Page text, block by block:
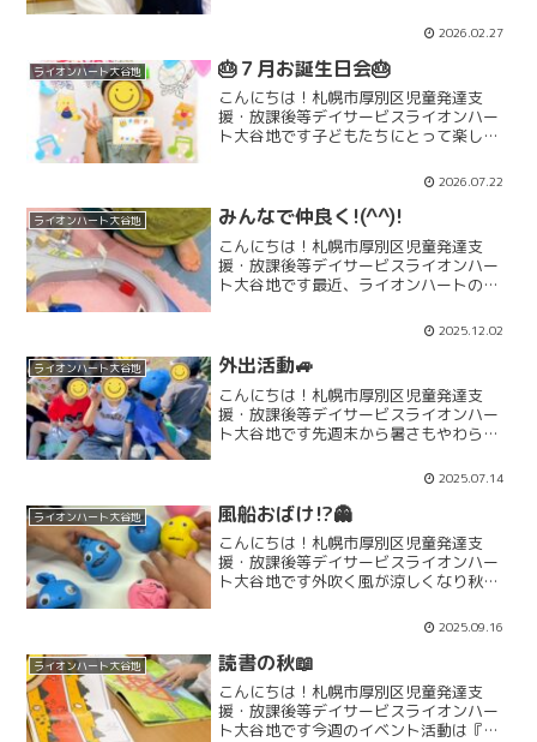
しく身体を動かしています(^^♪【輪っか
ジャンプ】や【9マスおにごっこ】等みん
なで合わせたり、1人...
2026.02.27
ライオンハート大谷地 🎂７月お誕生日会🎂
こんにちは！札幌市厚別区児童発達支
援・放課後等デイサービスライオンハー
ト大谷地です子どもたちにとって楽しみ
イベント【言葉をみつけよう】のほか
に、誕生日会も行いました🎉みんなでお
祝いをした後は、主役のお友だ...
2026.07.22
ライオンハート大谷地 みんなで仲良く!(^^)!
こんにちは！札幌市厚別区児童発達支
援・放課後等デイサービスライオンハー
ト大谷地です最近、ライオンハートのお
てきています🚙小さいお友だちが中心に
遊んでいたのですが、小学生のお友だち
も工事現場を作ったりするこ...
2025.12.02
ライオンハート大谷地 外出活動🚙
こんにちは！札幌市厚別区児童発達支
援・放課後等デイサービスライオンハー
ト大谷地です先週末から暑さもやわらい
先週の12日㈯は北広島にある駄菓子屋さ
んへ買い物体験に行った後、近くの公園
で遊んできました🚙久...
2025.07.14
ライオンハート大谷地 風船おばけ⁉👻
こんにちは！札幌市厚別区児童発達支
援・放課後等デイサービスライオンハー
ト大谷地です外吹く風が涼しくなり秋を
や日差しはまだまだ夏のように強く感じ
る日が続いていますね体調を崩しやすい
時期です皆様、無理なさらず...
2025.09.16
ライオンハート大谷地 読書の秋📖
こんにちは！札幌市厚別区児童発達支
援・放課後等デイサービスライオンハー
ト大谷地です今週のイベント活動は『読